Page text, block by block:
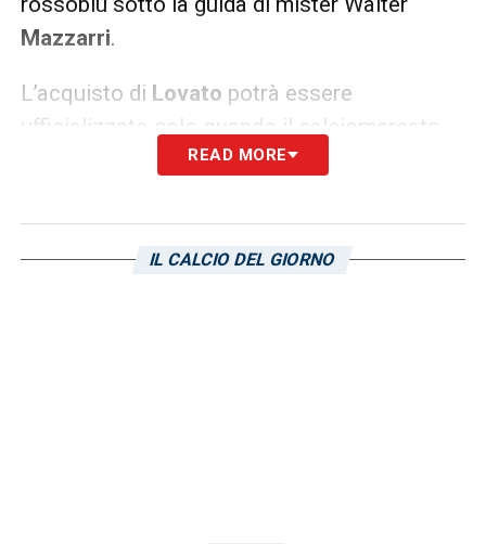
Mazzarri.
L’acquisto di Lovato potrà essere
ufficializzato solo quando il calciomercato
aprirà le sue porte, ma avendo già iniziato a
supporre che il 6 gennaio possa scendere in
campo per la prima volta con la maglia del
READ MORE
IL CALCIO DEL GIORNO